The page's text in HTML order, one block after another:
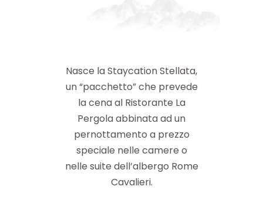
Nasce la Staycation Stellata,
un “pacchetto” che prevede
la cena al Ristorante La
Pergola abbinata ad un
pernottamento a prezzo
speciale nelle camere o
nelle suite dell’albergo Rome
Cavalieri.